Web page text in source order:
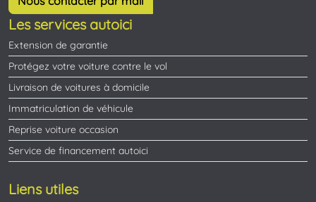
Les services autoici
Extension de garantie
Protégez votre voiture contre le vol
Livraison de voitures à domicile
Immatriculation de véhicule
Reprise voiture occasion
Service de financement autoici
Liens utiles